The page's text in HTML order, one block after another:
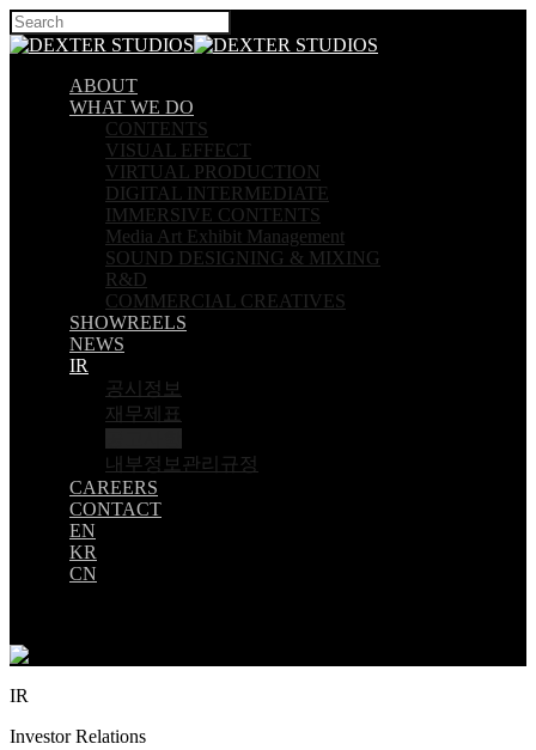
ABOUT
WHAT WE DO
CONTENTS
VISUAL EFFECT
VIRTUAL PRODUCTION
DIGITAL INTERMEDIATE
IMMERSIVE CONTENTS
Media Art Exhibit Management
SOUND DESIGNING & MIXING
R&D
COMMERCIAL CREATIVES
SHOWREELS
NEWS
IR
공시정보
재무제표
내부정보관리규정
CAREERS
CONTACT
EN
KR
CN
IR
Investor Relations